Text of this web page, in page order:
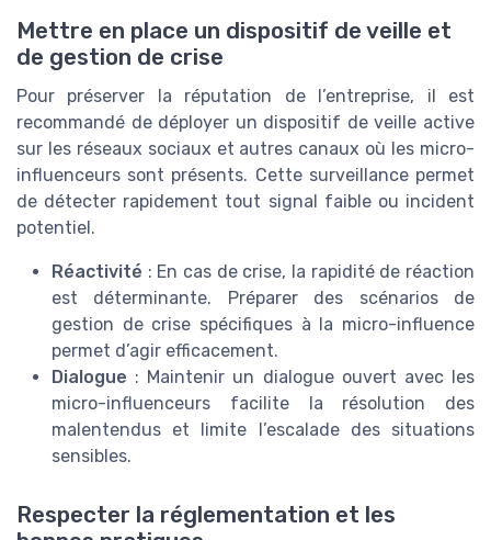
Mettre en place un dispositif de veille et
de gestion de crise
Pour préserver la réputation de l’entreprise, il est
recommandé de déployer un dispositif de veille active
sur les réseaux sociaux et autres canaux où les micro-
influenceurs sont présents. Cette surveillance permet
de détecter rapidement tout signal faible ou incident
potentiel.
Réactivité : En cas de crise, la rapidité de réaction
est déterminante. Préparer des scénarios de
gestion de crise spécifiques à la micro-influence
permet d’agir efficacement.
Dialogue : Maintenir un dialogue ouvert avec les
micro-influenceurs facilite la résolution des
malentendus et limite l’escalade des situations
sensibles.
Respecter la réglementation et les